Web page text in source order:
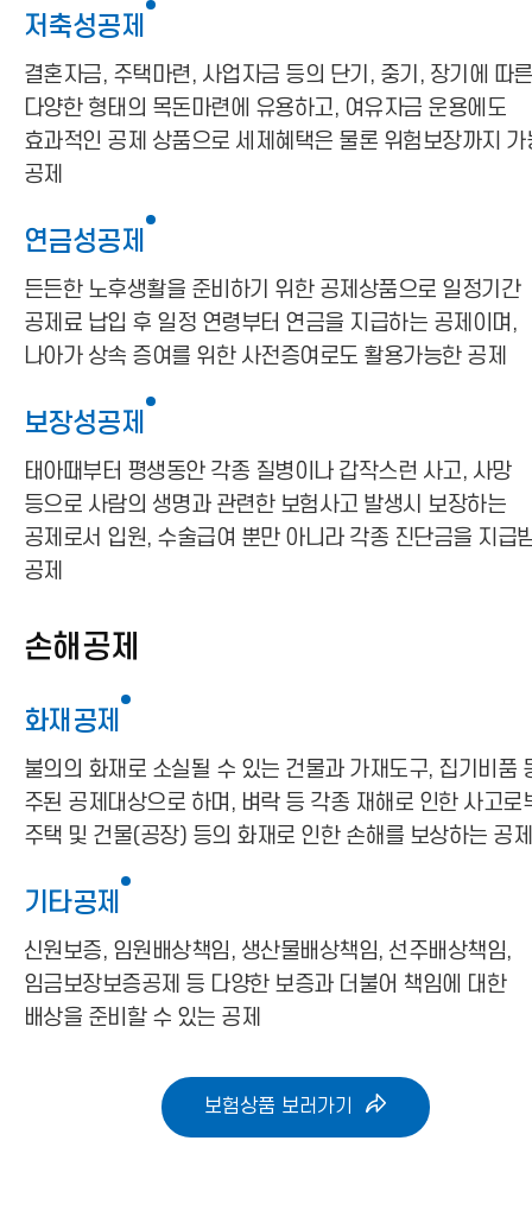
저축성공제
결혼자금, 주택마련, 사업자금 등의 단기, 중기, 장기에 따른
다양한 형태의 목돈마련에 유용하고, 여유자금 운용에도
효과적인 공제 상품으로 세제혜택은 물론 위험보장까지 가
공제
연금성공제
든든한 노후생활을 준비하기 위한 공제상품으로 일정기간
공제료 납입 후 일정 연령부터 연금을 지급하는 공제이며,
나아가 상속 증여를 위한 사전증여로도 활용가능한 공제
보장성공제
태아때부터 평생동안 각종 질병이나 갑작스런 사고, 사망
등으로 사람의 생명과 관련한 보험사고 발생시 보장하는
공제로서 입원, 수술급여 뿐만 아니라 각종 진단금을 지급
공제
손해공제
화재공제
불의의 화재로 소실될 수 있는 건물과 가재도구, 집기비품
주된 공제대상으로 하며, 벼락 등 각종 재해로 인한 사고로
주택 및 건물(공장) 등의 화재로 인한 손해를 보상하는 공제
기타공제
신원보증, 임원배상책임, 생산물배상책임, 선주배상책임,
임금보장보증공제 등 다양한 보증과 더불어 책임에 대한
배상을 준비할 수 있는 공제
보험상품 보러가기